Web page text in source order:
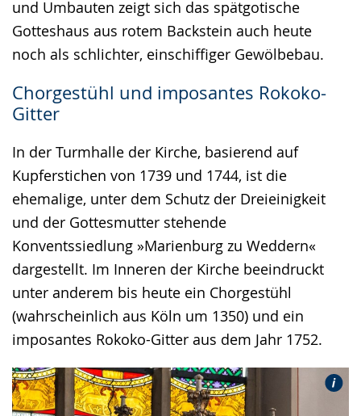
und Umbauten zeigt sich das spätgotische
Gotteshaus aus rotem Backstein auch heute
noch als schlichter, einschiffiger Gewölbebau.
Chorgestühl und imposantes Rokoko-
Gitter
In der Turmhalle der Kirche, basierend auf
Kupferstichen von 1739 und 1744, ist die
ehemalige, unter dem Schutz der Dreieinigkeit
und der Gottesmutter stehende
Konventssiedlung »Marienburg zu Weddern«
dargestellt. Im Inneren der Kirche beeindruckt
unter anderem bis heute ein Chorgestühl
(wahrscheinlich aus Köln um 1350) und ein
imposantes Rokoko-Gitter aus dem Jahr 1752.